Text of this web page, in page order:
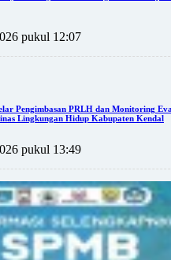
pukul 12:07
Pengimbasan PRLH dan Monitoring
Lingkungan Hidup Kabupaten Kendal
pukul 13:49